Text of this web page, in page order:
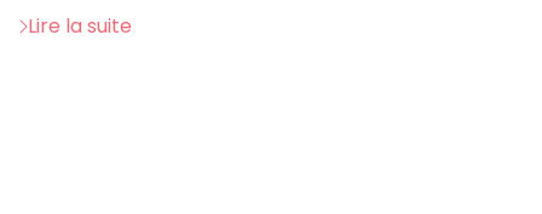
Lire la suite